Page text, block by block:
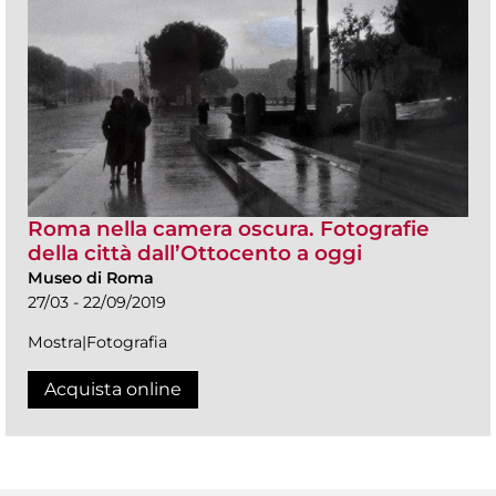
Roma nella camera oscura. Fotografie
della città dall’Ottocento a oggi
Museo di Roma
27/03 - 22/09/2019
Mostra|Fotografia
Acquista online